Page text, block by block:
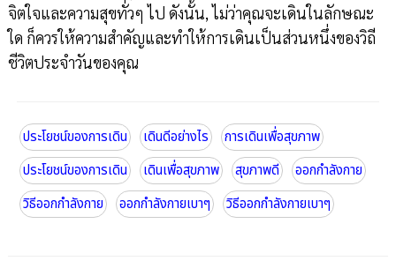
จิตใจและความสุขทั่วๆ ไป ดังนั้น, ไม่ว่าคุณจะเดินในลักษณะ
ใด ก็ควรให้ความสำคัญและทำให้การเดินเป็นส่วนหนึ่งของวิถี
ชีวิตประจำวันของคุณ
ประโยชน์ของการเดิน เดินดีอย่างไร
การเดินเพื่อสุขภาพ
ประโยชน์ของการเดิน
เดินเพื่อสุขภาพ สุขภาพดี
ออกกำลังกาย
วิธีออกกำลังกาย
ออกกำลังกายเบาๆ วิธีออกกำลังกายเบาๆ